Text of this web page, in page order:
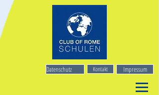
Datenschutz Kontakt Impressum